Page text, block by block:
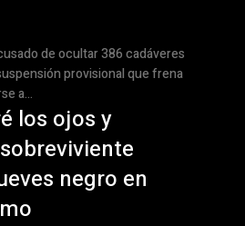
de ocultar 386 cadáveres
provisional que frena
a...
los ojos y
negro en